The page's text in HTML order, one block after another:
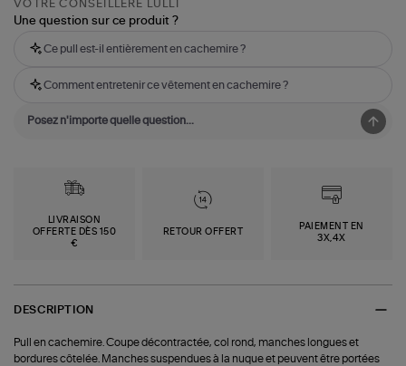
VOTRE CONSEILLÈRE LULLI
Une question sur ce produit ?
Ce pull est-il entièrement en cachemire ?
Comment entretenir ce vêtement en cachemire ?
LIVRAISON
OFFERTE DÈS 150
€
RETOUR OFFERT
PAIEMENT EN
3X,4X
DESCRIPTION
Pull en cachemire. Coupe décontractée, col rond, manches longues et
bordures côtelée. Manches suspendues à la nuque et peuvent être portées